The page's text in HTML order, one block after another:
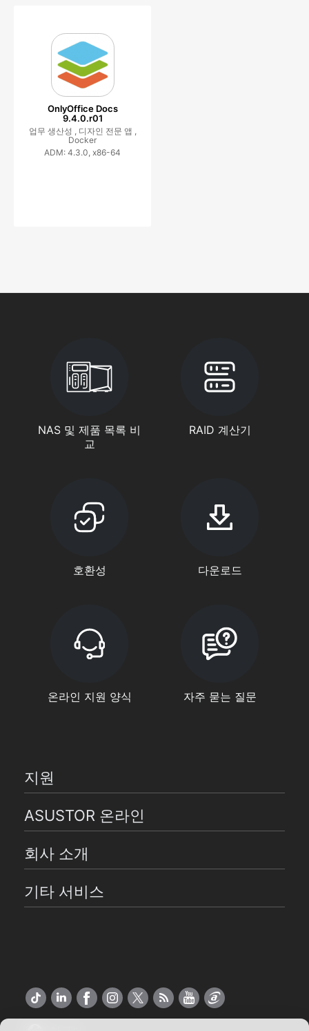
OnlyOffice Docs
9.4.0.r01
업무 생산성 , 디자인 전문 앱 ,
Docker
ADM: 4.3.0, x86-64
NAS 및 제품 목록 비
교
RAID 계산기
호환성 다운로드
온라인 지원 양식 자주 묻는 질문
지원
ASUSTOR 온라인
회사 소개
기타 서비스